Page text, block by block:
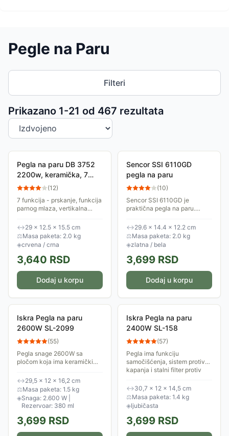
Pegle na Paru
Filteri
Prikazano 1-21 od 467 rezultata
Sortiranje proizvoda
Pegla na paru DB 3752
2200w, keramička, 7
funkcija
(12)
7 funkcija - prskanje, funkcija
parnog mlaza, vertikalna
samočišćenja, funkcija protiv
kapljanja, anti-calc sistem
↔29 × 12.5 × 15.5 cm
⚖Masa paketa: 2.0 kg
◈crvena / crna
3,640 RSD
Dodaj u korpu
Sencor SSI 6110GD
pegla na paru
(10)
Sencor SSI 6110GD je
praktična pegla na paru.
nabore, a keramička podloga
štiti odeću. Funkcija prskanja
vodom pomaže kod...
↔29.6 × 14.4 × 12.2 cm
⚖Masa paketa: 2.0 kg
◈zlatna / bela
3,699 RSD
Dodaj u korpu
Iskra Pegla na paru
2600W SL-2099
(55)
Pegla snage 2600W sa
pločom koja ima keramički
sa parom ili standardno suvo
peglanje. Poseduje funkciju
samočišćenja.
↔29,5 × 12 × 16,2 cm
⚖Masa paketa: 1.5 kg
◈Snaga: 2.600 W |
Rezervoar: 380 ml
3,699 RSD
Iskra Pegla na paru
2400W SL-158
(57)
Pegla ima funkciju
samočišćenja, sistem protiv
kapanja i stalni filter protiv
praktičnu upotrebu.
↔30,7 × 12 × 14,5 cm
⚖Masa paketa: 1.4 kg
◈ljubičasta
3,699 RSD